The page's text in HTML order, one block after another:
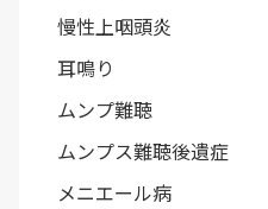
慢性上咽頭炎
耳鳴り
ムンプ難聴
ムンプス難聴後遺症
メニエール病